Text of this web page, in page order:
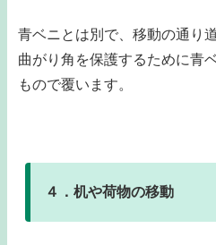
青ベニとは別で、移動の通り
曲がり角を保護するために青
もので覆います。
４．机や荷物の移動